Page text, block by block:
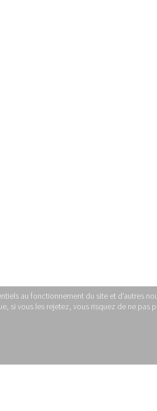
au fonctionnement du site et d’autres
si vous les rejetez, vous risquez de ne pas